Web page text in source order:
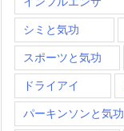
シミと気功
スポーツと気功
ドライアイ
パーキンソンと気功